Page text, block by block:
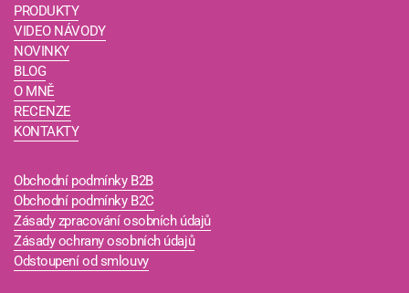
PRODUKTY
VIDEO NÁVODY
NOVINKY
BLOG
O MNĚ
RECENZE
KONTAKTY
Obchodní podmínky B2B
Obchodní podmínky B2C
Zásady zpracování osobních údajů
Zásady ochrany osobních údajů
Odstoupení od smlouvy